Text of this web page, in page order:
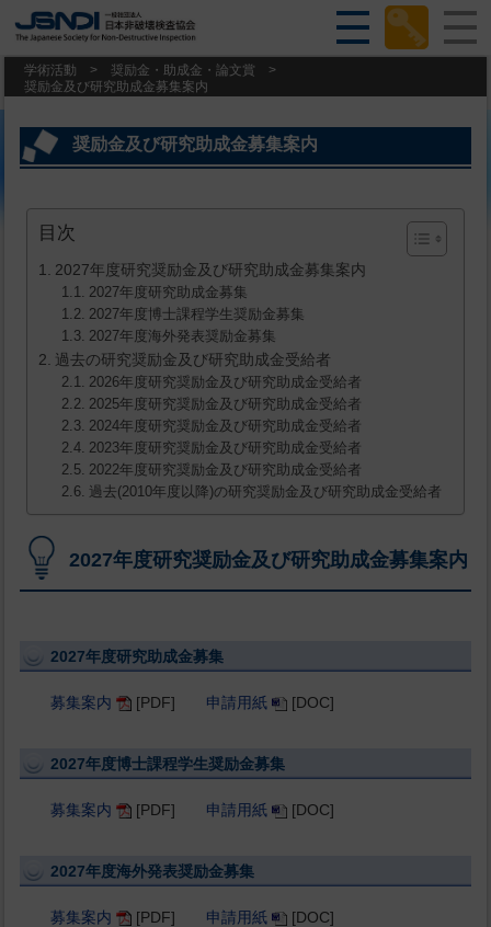
学術活動 > 奨励金・助成金・論文賞
>
奨励金及び研究助成金募集案内
奨励金及び研究助成金募集案内
目次
2027年度研究奨励金及び研究助成金募集案内
2027年度研究助成金募集
2027年度博士課程学生奨励金募集
2027年度海外発表奨励金募集
過去の研究奨励金及び研究助成金受給者
2026年度研究奨励金及び研究助成金受給者
2025年度研究奨励金及び研究助成金受給者
2024年度研究奨励金及び研究助成金受給者
2023年度研究奨励金及び研究助成金受給者
2022年度研究奨励金及び研究助成金受給者
過去(2010年度以降)の研究奨励金及び研究助成金受給者
2027年度研究奨励金及び研究助成金募集案内
2027年度研究助成金募集
募集案内 [PDF] 申請用紙 [DOC]
2027年度博士課程学生奨励金募集
募集案内 [PDF] 申請用紙 [DOC]
2027年度海外発表奨励金募集
募集案内 [PDF] 申請用紙 [DOC]